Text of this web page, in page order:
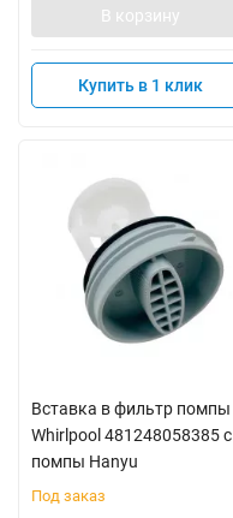
В корзину
Купить в 1 клик
Вставка в фильтр помпы
Whirlpool 481248058385 с
помпы Hanyu
Под заказ